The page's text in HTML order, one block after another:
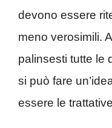
devono essere
meno verosimili.
palinsesti tutte le
si può fare
essere le